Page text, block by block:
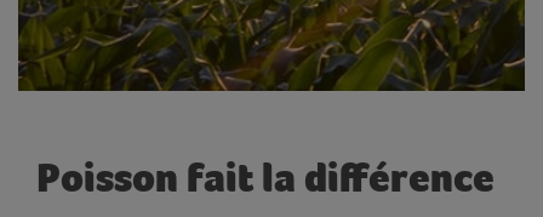
Poisson fait la différence